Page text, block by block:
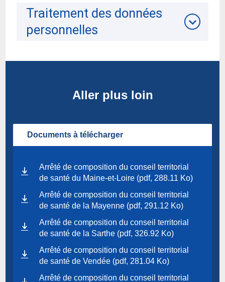
Traitement des données
personnelles
Aller plus loin
Documents à télécharger
Arrêté de composition du conseil territorial
de santé du Maine-et-Loire (pdf, 288.11 Ko)
Arrêté de composition du conseil territorial
de santé de la Mayenne (pdf, 291.12 Ko)
Arrêté de composition du conseil territorial
de santé de la Sarthe (pdf, 326.92 Ko)
Arrêté de composition du conseil territorial
de santé de Vendée (pdf, 281.04 Ko)
Arrêté de composition du conseil territorial